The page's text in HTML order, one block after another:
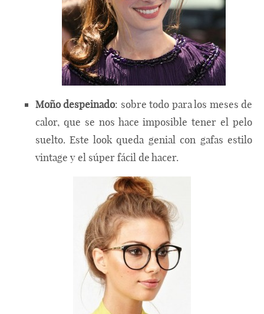
Moño despeinado: sobre todo para los meses de
calor, que se nos hace imposible tener el pelo
suelto. Este look queda genial con gafas estilo
vintage y el súper fácil de hacer.